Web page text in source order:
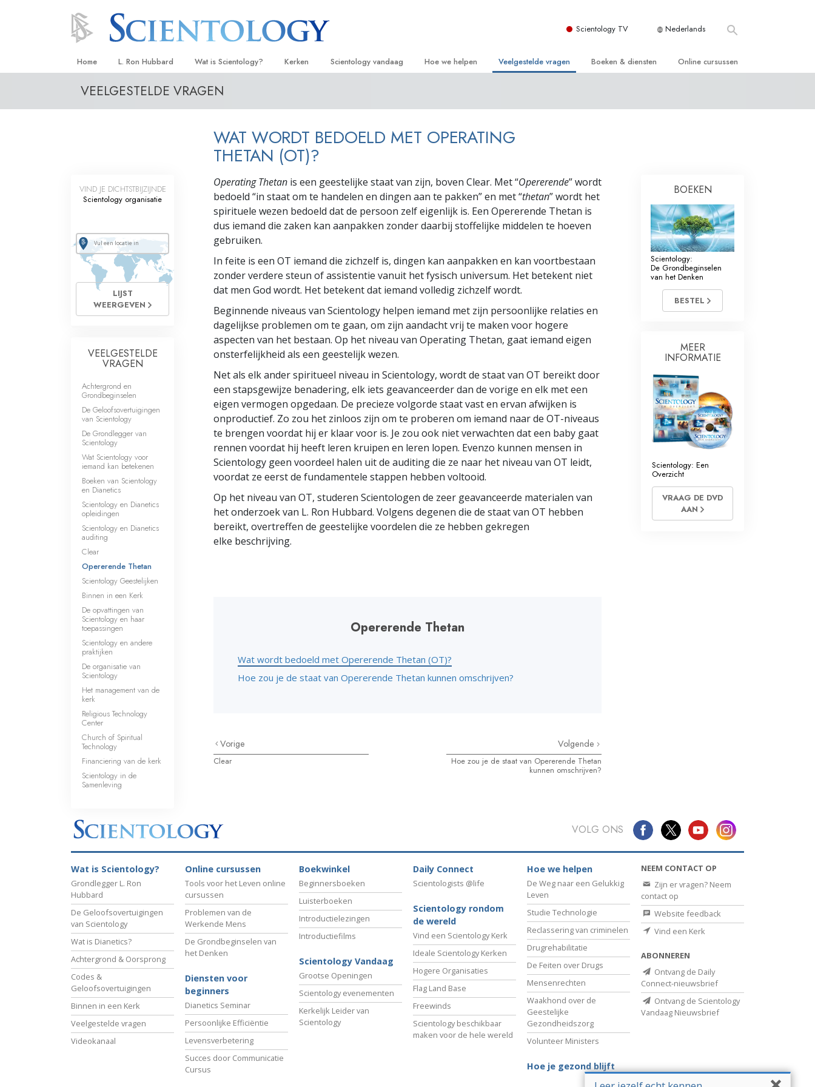
Scientology TV Nederlands
Home L. Ron Hubbard Wat is Scientology?
Overtuigingen & Praktijken
Wat scientologen zeggen over
Scientology
Binnen in een Kerk
De Grondbeginselen van Scientology
Een Inleiding tot Dianetics
Liefde en Haat –
Wat is Grootheid?
Kerken
Hogere Organisaties
Flag Land Base
Freewinds
Scientology beschikbaar maken voor de
hele wereld
Scientology vandaag
David Miscavige – Kerkelijk Leider van
Hoe we helpen
Criminon
De Feiten over Drugs
United for Human Rights
Scientology Volunteer Ministers
Veelgestelde vragen
De organisatie van Scientology
Boeken & diensten
Diensten voor beginners
Online cursussen
Assisten voor Ziektes en Verwondingen
Integriteit en Eerlijkheid
De Toonschaal van Emoties
Oplossingen voor het Drugsprobleem
Hulpmiddelen bij het Dagelijks Werk
De Oorzaak van Onderdrukking
Feitenonderzoek
De Grondbeginselen van Organiseren
De Grondslagen van Public Relations
Taakstellingen en Doelen
De Technologie van Studeren
VEELGESTELDE VRAGEN
WAT WORDT BEDOELD MET OPERATING
THETAN (OT)?
Operating Thetan is een geestelijke staat van zijn, boven Clear. Met “Opererende” wordt
bedoeld “in staat om te handelen en dingen aan te pakken” en met “thetan” wordt het
spirituele wezen bedoeld dat de persoon zelf eigenlijk is. Een Opererende Thetan is
dus iemand die zaken kan aanpakken zonder daarbij stoffelijke middelen te hoeven
gebruiken.
In feite is een OT iemand die zichzelf is, dingen kan aanpakken en kan voortbestaan
zonder verdere steun of assistentie vanuit het fysisch universum. Het betekent niet
dat men God wordt. Het betekent dat iemand volledig zichzelf wordt.
Beginnende niveaus van Scientology helpen iemand met zijn persoonlijke relaties en
dagelijkse problemen om te gaan, om zijn aandacht vrij te maken voor hogere
aspecten van het bestaan. Op het niveau van Operating Thetan, gaat iemand eigen
onsterfelijkheid als een geestelijk wezen.
Net als elk ander spiritueel niveau in Scientology, wordt de staat van OT bereikt door
een stapsgewijze benadering, elk iets geavanceerder dan de vorige en elk met een
eigen vermogen opgedaan. De precieze volgorde staat vast en ervan afwijken is
onproductief. Zo zou het zinloos zijn om te proberen om iemand naar de OT-niveaus
te brengen voordat hij er klaar voor is. Je zou ook niet verwachten dat een baby gaat
rennen voordat hij heeft leren kruipen en leren lopen. Evenzo kunnen mensen in
Scientology geen voordeel halen uit de auditing die ze naar het niveau van OT leidt,
voordat ze eerst de fundamentele stappen hebben voltooid.
Op het niveau van OT, studeren Scientologen de zeer geavanceerde materialen van
het onderzoek van L. Ron Hubbard. Volgens degenen die de staat van OT hebben
bereikt, overtreffen de geestelijke voordelen die ze hebben gekregen
elke beschrijving.
Opererende Thetan
Wat wordt bedoeld met Opererende Thetan (OT)?
Hoe zou je de staat van Opererende Thetan kunnen omschrijven?
Vorige
Clear
Volgende
Hoe zou je de staat van Opererende Thetan
kunnen omschrijven?
VIND JE DICHTSTBIJZIJNDE
Scientology organisatie
LIJST
WEERGEVEN
VEELGESTELDE
VRAGEN
Achtergrond en
Grondbeginselen
De Geloofsovertuigingen
van Scientology
De Grondlegger van
Scientology
Wat Scientology voor
iemand kan betekenen
Boeken van Scientology
en Dianetics
Scientology en Dianetics
opleidingen
Scientology en Dianetics
auditing
Clear
Opererende Thetan
Scientology Geestelijken
Binnen in een Kerk
De opvattingen van
Scientology en haar
toepassingen
Scientology en andere
praktijken
De organisatie van
Scientology
Het management van de
kerk
Religious Technology
Center
Church of Spiritual
Technology
Financiering van de kerk
Scientology in de
Samenleving
BOEKEN
Scientology:
De Grondbeginselen
van het Denken
BESTEL
MEER
INFORMATIE
Scientology: Een
Overzicht
VRAAG DE DVD
AAN
VOLG ONS
Wat is Scientology?
Grondlegger L. Ron
Hubbard
De Geloofsovertuigingen
van Scientology
Wat is Dianetics?
Achtergrond & Oorsprong
Codes &
Geloofsovertuigingen
Binnen in een Kerk
Veelgestelde vragen
Videokanaal
Online cursussen
Tools voor het Leven online
cursussen
Problemen van de
Werkende Mens
De Grondbeginselen van
het Denken
Diensten voor
beginners
Dianetics Seminar
Persoonlijke Efficiëntie
Levensverbetering
Succes door Communicatie
Cursus
Boekwinkel
Beginnersboeken
Luisterboeken
Introductielezingen
Introductiefilms
Scientology Vandaag
Grootse Openingen
Scientology evenementen
Kerkelijk Leider van
Scientology
Daily Connect
Scientologists @life
Scientology rondom
de wereld
Vind een Scientology Kerk
Ideale Scientology Kerken
Hogere Organisaties
Flag Land Base
Freewinds
Scientology beschikbaar
maken voor de hele wereld
Hoe we helpen
De Weg naar een Gelukkig
Leven
Studie Technologie
Reclassering van criminelen
Drugrehabilitatie
De Feiten over Drugs
Mensenrechten
Waakhond over de
Geestelijke
Gezondheidszorg
Volunteer Ministers
Hoe je gezond blijft
NEEM CONTACT OP
Zijn er vragen? Neem
contact op
Website feedback
Vind een Kerk
ABONNEREN
Ontvang de Daily
Connect-nieuwsbrief
Ontvang de Scientology
Vandaag Nieuwsbrief